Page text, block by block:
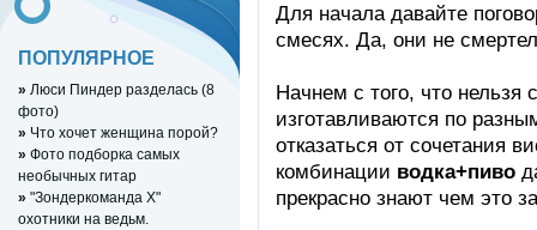
Для начала давайте
смесях. Да, они не
Начнем с того, что нельзя
изготавливаются по
отказаться от сочетания
комбинации водка+пиво
прекрасно знают чем это
ПОПУЛЯРНОЕ
» Люси Пиндер разделась (8
фото)
» Что хочет женщина порой?
» Фото подборка самых
необычных гитар
» "Зондеркоманда Х"
охотники на ведьм.